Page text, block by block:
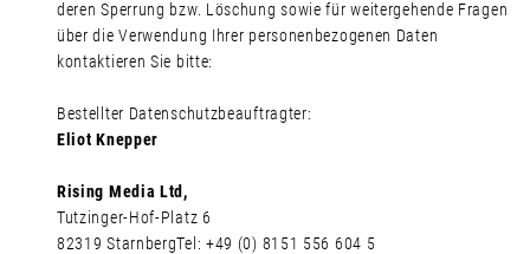
deren Sperrung bzw. Löschung sowie für weitergehende Fragen
über die Verwendung Ihrer personenbezogenen Daten
kontaktieren Sie bitte:
Bestellter Datenschutzbeauftragter:
Eliot Knepper
Rising Media Ltd,
Tutzinger-Hof-Platz 6
82319 StarnbergTel: +49 (0) 8151 556 604 5